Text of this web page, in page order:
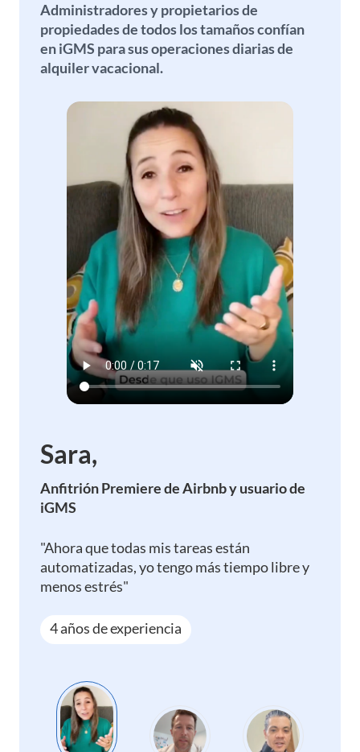
Administradores y propietarios de
propiedades de todos los tamaños confían
en iGMS para sus operaciones diarias de
alquiler vacacional.
Sara,
Anfitrión Premiere de Airbnb y usuario de
iGMS
"Ahora que todas mis tareas están
automatizadas, yo tengo más tiempo libre y
menos estrés"
4 años de experiencia